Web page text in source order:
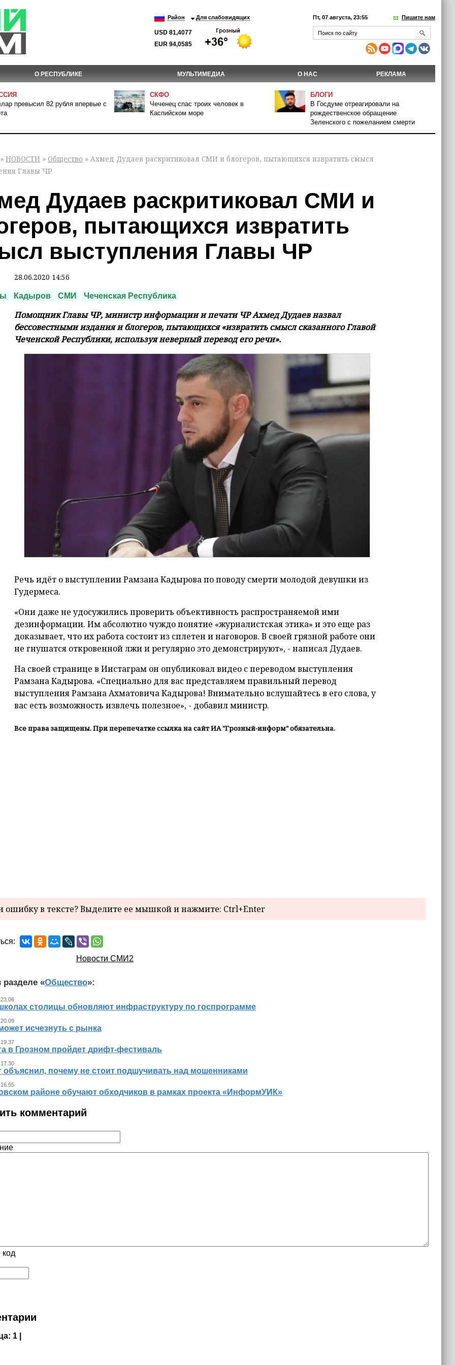
Район Для слабовидящих
USD 81,4077
EUR 94,0585
Пт, 07 августа, 23:55 Пишите нам
О РЕСПУБЛИКЕ МУЛЬТИМЕДИА О НАС РЕКЛАМА
превысил 82 рубля впервые с
СКФО
Чеченец спас троих человек в
Каспийском море
БЛОГИ
В Госдуме отреагировали на
рождественское обращение
Зеленского с пожеланием смерти
» НОВОСТИ » Общество » Ахмед Дудаев раскритиковал СМИ и блогеров, пытающихся извратить смысл
Главы ЧР
Дудаев раскритиковал СМИ и
пытающихся извратить
выступления Главы ЧР
28.06.2020 14:56
Кадыров СМИ Чеченская Республика
Помощник Главы ЧР, министр информации и печати ЧР Ахмед Дудаев назвал
бессовестными издания и блогеров, пытающихся «извратить смысл сказанного Главой
Чеченской Республики, используя неверный перевод его речи».
Речь идёт о выступлении Рамзана Кадырова по поводу смерти молодой девушки из
Гудермеса.
«Они даже не удосужились проверить объективность распространяемой ими
дезинформации. Им абсолютно чуждо понятие «журналистская этика» и это еще раз
доказывает, что их работа состоит из сплетен и наговоров. В своей грязной работе они
не гнушатся откровенной лжи и регулярно это демонстрируют», - написал Дудаев.
На своей странице в Инстаграм он опубликовал видео с переводом выступления
Рамзана Кадырова. «Специально для вас представляем правильный перевод
выступления Рамзана Ахматовича Кадырова! Внимательно вслушайтесь в его слова, у
вас есть возможность извлечь полезное», - добавил министр.
Все права защищены. При перепечатке ссылка на сайт ИА "Грозный-информ" обязательна.
в тексте? Выделите ее мышкой и нажмите: Ctrl+Enter
Новости СМИ2
разделе «Общество»:
столицы обновляют инфраструктуру по госпрограмме
исчезнуть с рынка
в Грозном пройдет дрифт-фестиваль
объяснил, почему не стоит подшучивать над мошенниками
районе обучают обходчиков в рамках проекта «ИнформУИК»
комментарий
код
1 |